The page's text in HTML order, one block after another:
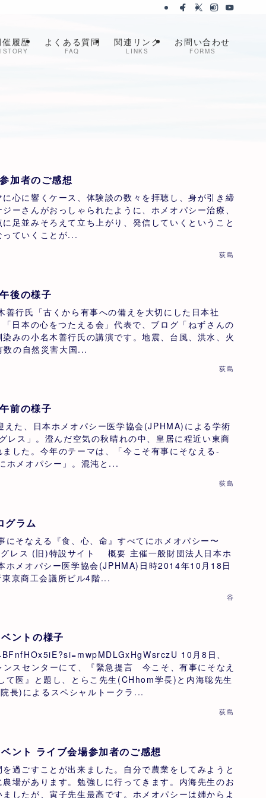
催履歴 よくある質問
FAQ
関連リンク
LINKS
お問い合わせ
FORMS
加者のご感想
心に響くケース、体験談の数々を拝聴し、身が引き締
ーさんがおっしゃられたように、ホメオパシー治療、
足並みそろえて立ち上がり、発信していくということ
っていくことが...
荻島
後の様子
善行氏「古くから有事への備えを大切にした日本社
日本の心をつたえる会」代表で、ブログ「ねずさんの
みの小名木善行氏の講演です。地震、台風、洪水、火
の自然災害大国...
荻島
前の様子
えた、日本ホメオパシー医学協会(JPHMA)による学術
レス」。澄んだ空気の秋晴れの中、皇居に程近い東商
した。今年のテーマは、「今こそ有事にそなえる-
ホメオパシー」。混沌と...
荻島
グラム
にそなえる『食、心、命』すべてにホメオパシー〜
レス (旧)特設サイト 概要 主催一般財団法人日本ホ
ホメオパシー医学協会(JPHMA)日時2014年10月18日
京商工会議所ビル4階...
谷
ントの様子
10月8日、
スセンターにて、『緊急提言 今こそ、有事にそなえ
医』と題し、とらこ先生(CHhom学長)と内海聡先生
長)によるスペシャルトークラ...
荻島
ント ライブ会場参加者のご感想
過ごすことが出来ました。自分で農業をしてみようと
場があります。勉強しに行ってきます。内海先生のお
したが、寅子先生最高です。ホメオパシーは姉からよ